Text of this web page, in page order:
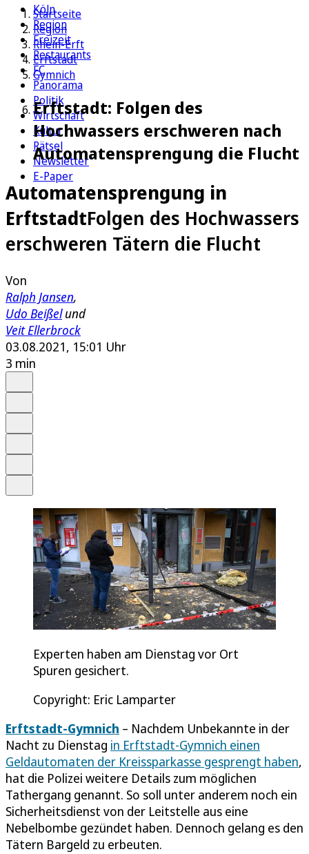
Köln
Region
Freizeit
Restaurants
FC
Panorama
Politik
Wirtschaft
Kultur
Rätsel
Newsletter
E-Paper
Startseite
Region
Rhein-Erft
Erftstadt
Gymnich
Erftstadt: Folgen des
Hochwassers erschweren nach
Automatensprengung die Flucht
Automatensprengung in
ErftstadtFolgen des Hochwassers
erschweren Tätern die Flucht
Von
Ralph Jansen,
Udo Beißelund
Veit Ellerbrock
03.08.2021, 15:01 Uhr
3 min
Experten haben am Dienstag vor Ort
Spuren gesichert.
Copyright: Eric Lamparter
Erftstadt-Gymnich – Nachdem Unbekannte in der
Nacht zu Dienstag in Erftstadt-Gymnich einen
Geldautomaten der Kreissparkasse gesprengt haben,
hat die Polizei weitere Details zum möglichen
Tathergang genannt. So soll unter anderem noch ein
Sicherheitsdienst von der Leitstelle aus eine
Nebelbombe gezündet haben. Dennoch gelang es den
Tätern Bargeld zu erbeuten.